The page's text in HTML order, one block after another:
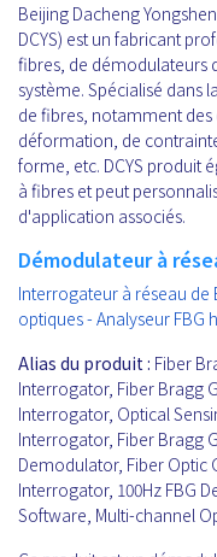
Beijing Dacheng
DCYS) est un fabricant
fibres, de démodulateurs
système. Spécialisé dans
de fibres, notamment
déformation, de
forme, etc. DCYS produit
à fibres et peut
d'application associés.
Démodulateur à
Interrogateur à réseau
optiques - Analyseur
Alias du produit : Fiber
Interrogator, Fiber Bragg
Interrogator, Optical
Interrogator, Fiber Bragg
Demodulator, Fiber Optic
Interrogator, 100Hz FBG
Software, Multi-channel